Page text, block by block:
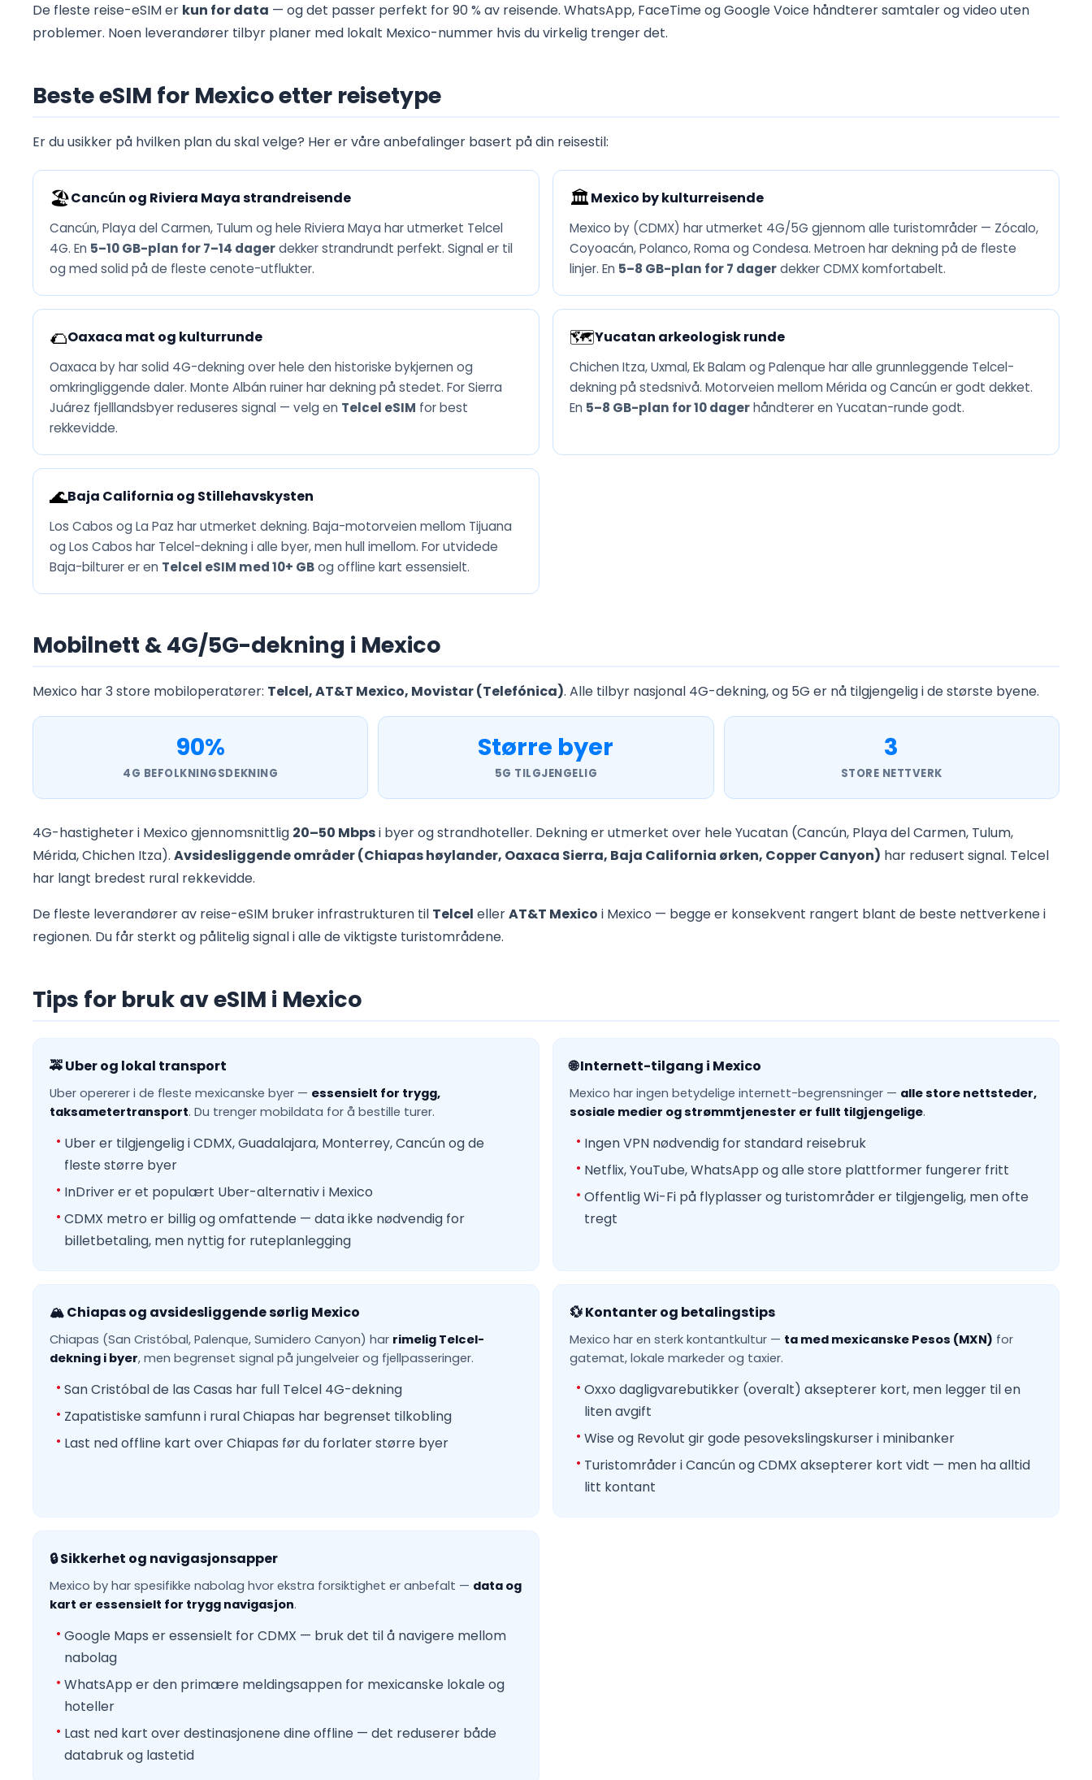
De fleste reise-eSIM er kun for data — og det passer perfekt for 90 % av reisende. WhatsApp, FaceTime og Google Voice håndterer samtaler og video uten
problemer. Noen leverandører tilbyr planer med lokalt Mexico-nummer hvis du virkelig trenger det.
Beste eSIM for Mexico etter reisetype
Er du usikker på hvilken plan du skal velge? Her er våre anbefalinger basert på din reisestil:
🏖️Cancún og Riviera Maya strandreisende
Cancún, Playa del Carmen, Tulum og hele Riviera Maya har utmerket Telcel
4G. En 5–10 GB-plan for 7–14 dagerdekker strandrundt perfekt. Signal er til
og med solid på de fleste cenote-utflukter.
🏛️Mexico by kulturreisende
Mexico by (CDMX) har utmerket 4G/5G gjennom alle turistområder — Zócalo,
Coyoacán, Polanco, Roma og Condesa. Metroen har dekning på de fleste
linjer. En 5–8 GB-plan for 7 dagerdekker CDMX komfortabelt.
🌮Oaxaca mat og kulturrunde
Oaxaca by har solid 4G-dekning over hele den historiske bykjernen og
omkringliggende daler. Monte Albán ruiner har dekning på stedet. For Sierra
Juárez fjelllandsbyer reduseres signal — velg en Telcel eSIM for best
rekkevidde.
🗺️Yucatan arkeologisk runde
Chichen Itza, Uxmal, Ek Balam og Palenque har alle grunnleggende Telcel-
dekning på stedsnivå. Motorveien mellom Mérida og Cancún er godt dekket.
En 5–8 GB-plan for 10 dagerhåndterer en Yucatan-runde godt.
🌊Baja California og Stillehavskysten
Los Cabos og La Paz har utmerket dekning. Baja-motorveien mellom Tijuana
og Los Cabos har Telcel-dekning i alle byer, men hull imellom. For utvidede
Baja-bilturer er en Telcel eSIM med 10+ GBog offline kart essensielt.
Mobilnett & 4G/5G-dekning i Mexico
Mexico har 3 store mobiloperatører: Telcel, AT&T Mexico, Movistar (Telefónica). Alle tilbyr nasjonal 4G-dekning, og 5G er nå tilgjengelig i de største byene.
90%
4G BEFOLKNINGSDEKNING
Større byer
5G TILGJENGELIG
3
STORE NETTVERK
4G-hastigheter i Mexico gjennomsnittlig 20–50 Mbpsi byer og strandhoteller. Dekning er utmerket over hele Yucatan (Cancún, Playa del Carmen, Tulum,
Mérida, Chichen Itza). Avsidesliggende områder (Chiapas høylander, Oaxaca Sierra, Baja California ørken, Copper Canyon) har redusert signal. Telcel
har langt bredest rural rekkevidde.
De fleste leverandører av reise-eSIM bruker infrastrukturen til Telcel ellerAT&T Mexico i Mexico — begge er konsekvent rangert blant de beste nettverkene i
regionen. Du får sterkt og pålitelig signal i alle de viktigste turistområdene.
Tips for bruk av eSIM i Mexico
🚕 Uber og lokal transport
Uber opererer i de fleste mexicanske byer — essensielt for trygg,
taksametertransport. Du trenger mobildata for å bestille turer.
Uber er tilgjengelig i CDMX, Guadalajara, Monterrey, Cancún og de
fleste større byer
InDriver er et populært Uber-alternativ i Mexico
CDMX metro er billig og omfattende — data ikke nødvendig for
billetbetaling, men nyttig for ruteplanlegging
🌐 Internett-tilgang i Mexico
Mexico har ingen betydelige internett-begrensninger — alle store nettsteder,
sosiale medier og strømmtjenester er fullt tilgjengelige.
Ingen VPN nødvendig for standard reisebruk
Netflix, YouTube, WhatsApp og alle store plattformer fungerer fritt
Offentlig Wi-Fi på flyplasser og turistområder er tilgjengelig, men ofte
tregt
🏔️ Chiapas og avsidesliggende sørlig Mexico
Chiapas (San Cristóbal, Palenque, Sumidero Canyon) har rimelig Telcel-
dekning i byer, men begrenset signal på jungelveier og fjellpasseringer.
San Cristóbal de las Casas har full Telcel 4G-dekning
Zapatistiske samfunn i rural Chiapas har begrenset tilkobling
Last ned offline kart over Chiapas før du forlater større byer
💱 Kontanter og betalingstips
Mexico har en sterk kontantkultur — ta med mexicanske Pesos (MXN) for
gatemat, lokale markeder og taxier.
Oxxo dagligvarebutikker (overalt) aksepterer kort, men legger til en
liten avgift
Wise og Revolut gir gode pesovekslingskurser i minibanker
Turistområder i Cancún og CDMX aksepterer kort vidt — men ha alltid
litt kontant
🔒 Sikkerhet og navigasjonsapper
Mexico by har spesifikke nabolag hvor ekstra forsiktighet er anbefalt — data og
kart er essensielt for trygg navigasjon.
Google Maps er essensielt for CDMX — bruk det til å navigere mellom
nabolag
WhatsApp er den primære meldingsappen for mexicanske lokale og
hoteller
Last ned kart over destinasjonene dine offline — det reduserer både
databruk og lastetid